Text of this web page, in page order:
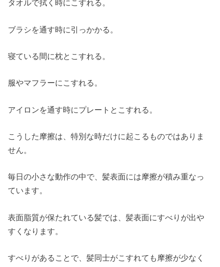
タオルで拭く時にこすれる。
ブラシを通す時に引っかかる。
寝ている間に枕とこすれる。
服やマフラーにこすれる。
アイロンを通す時にプレートとこすれる。
こうした摩擦は、特別な時だけに起こるものではありま
せん。
毎日の小さな動作の中で、髪表面には摩擦が積み重なっ
ています。
表面脂質が保たれている髪では、髪表面にすべりが出や
すくなります。
すべりがあることで、髪同士がこすれても摩擦が少なく